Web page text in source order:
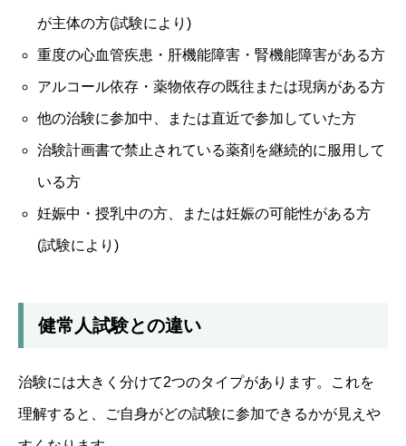
が主体の方(試験により)
重度の心血管疾患・肝機能障害・腎機能障害がある方
アルコール依存・薬物依存の既往または現病がある方
他の治験に参加中、または直近で参加していた方
治験計画書で禁止されている薬剤を継続的に服用して
いる方
妊娠中・授乳中の方、または妊娠の可能性がある方
(試験により)
健常人試験との違い
治験には大きく分けて2つのタイプがあります。これを
理解すると、ご自身がどの試験に参加できるかが見えや